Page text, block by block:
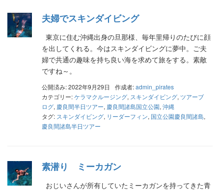
夫婦でスキンダイビング
東京に住む沖縄出身の旦那様、毎年里帰りのたびに顔
を出してくれる。今はスキンダイビングに夢中。ご夫
婦で共通の趣味を持ち良い海を求めて旅をする。素敵
ですね～。
公開済み: 2022年9月29日 作成者:admin_pirates
カテゴリー:ケラマクルージング, スキンダイビング, ツアーブ
ログ, 慶良間半日ツアー, 慶良間諸島国立公園, 沖縄
タグ: スキンダイビング, リーダーフィン, 国立公園慶良間諸島,
慶良間諸島半日ツアー
素潜り ミーカガン
おじいさんが所有していたミーカガンを持ってきた青